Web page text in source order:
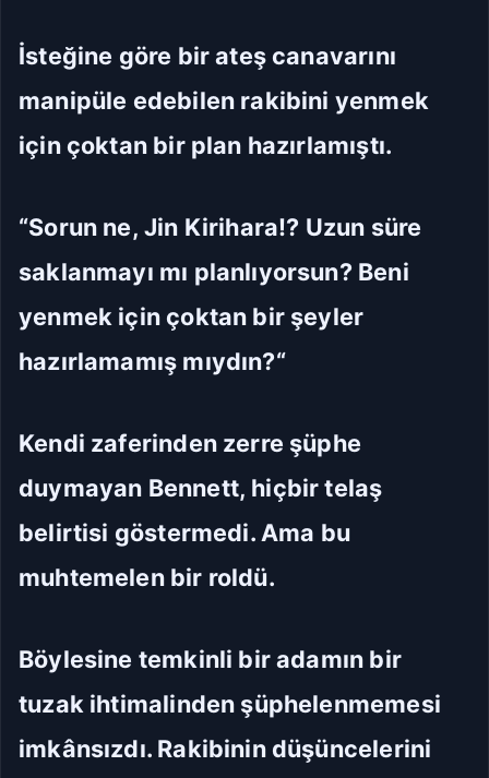
İsteğine göre bir ateş canavarını
manipüle edebilen rakibini yenmek
için çoktan bir plan hazırlamıştı.
“Sorun ne, Jin Kirihara!? Uzun süre
saklanmayı mı planlıyorsun? Beni
yenmek için çoktan bir şeyler
hazırlamamış mıydın?“
Kendi zaferinden zerre şüphe
duymayan Bennett, hiçbir telaş
belirtisi göstermedi. Ama bu
muhtemelen bir roldü.
Böylesine temkinli bir adamın bir
tuzak ihtimalinden şüphelenmemesi
imkânsızdı. Rakibinin düşüncelerini